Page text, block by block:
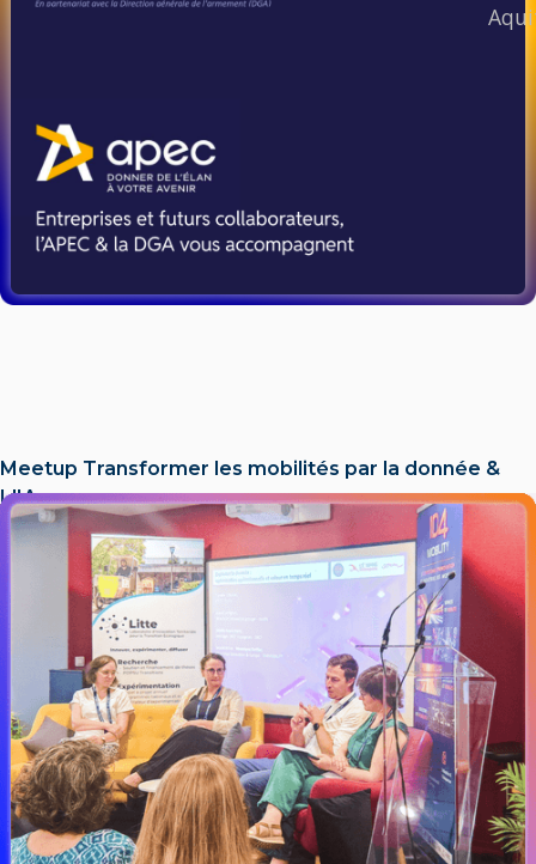
Meetup Transformer les mobilités par la donnée &
L'IA​
LIRE L'ACTU